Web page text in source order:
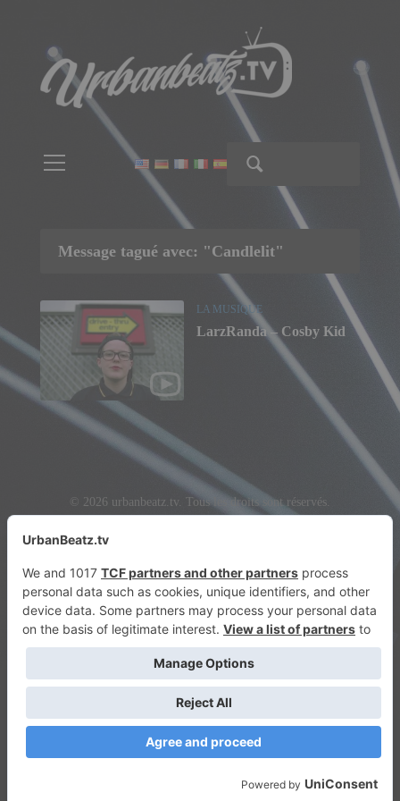
Message tagué avec: "Candlelit"
LA MUSIQUE
LarzRanda – Cosby Kid
© 2026 urbanbeatz.tv. Tous les droits sont réservés.
urbanbeatz.tv - Le seul téléviseur Beatz urbain au monde